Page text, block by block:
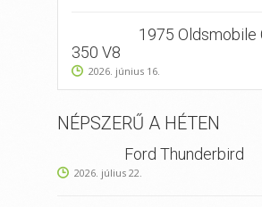
1975 Oldsmobile
350 V8
2026. június 16.
NÉPSZERŰ A HÉTEN
Ford Thunderbird
2026. július 22.